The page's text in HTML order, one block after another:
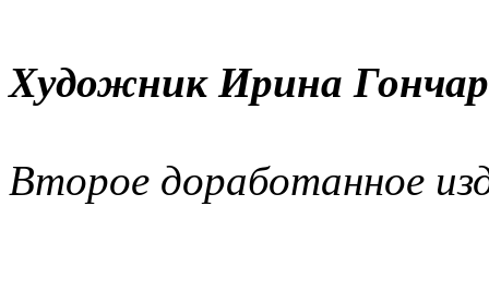
Художник Ирина
Второе доработанное